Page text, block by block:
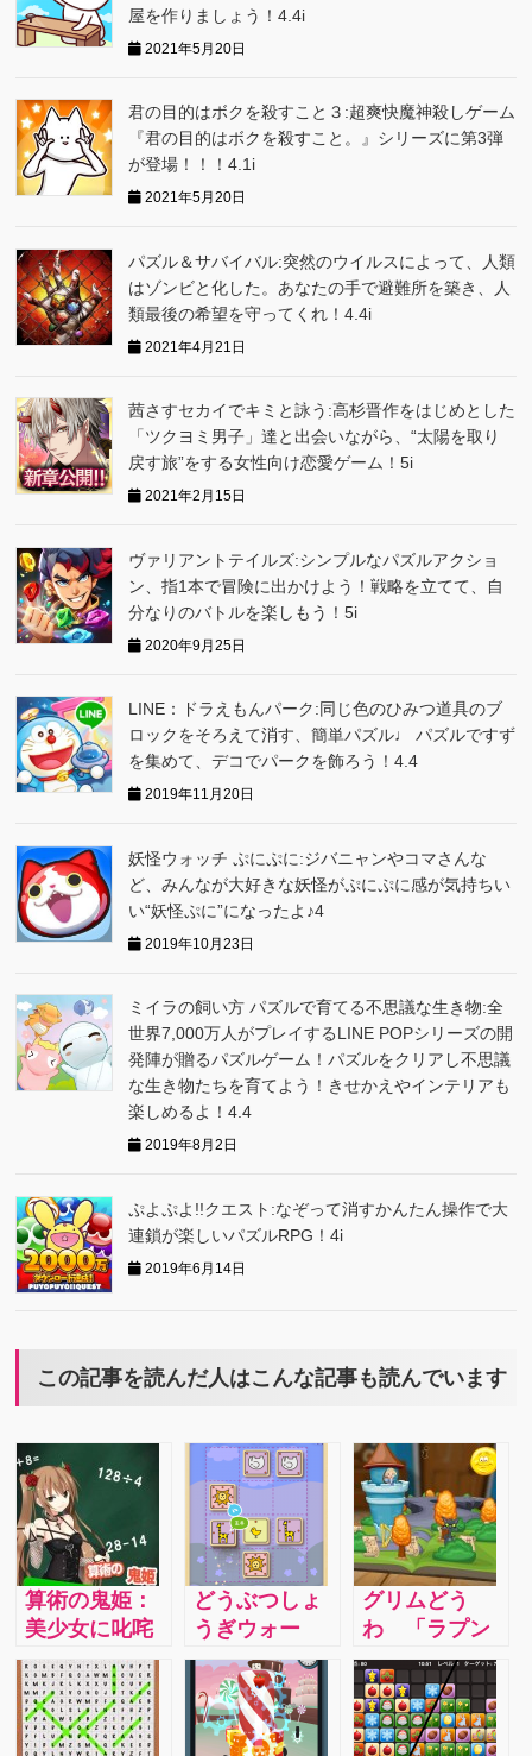
屋を作りましょう！4.4i
2021年5月20日
君の目的はボクを殺すこと３:超爽快魔神殺しゲーム
『君の目的はボクを殺すこと。』シリーズに第3弾
が登場！！！4.1i
2021年5月20日
パズル＆サバイバル:突然のウイルスによって、人類
はゾンビと化した。あなたの手で避難所を築き、人
類最後の希望を守ってくれ！4.4i
2021年4月21日
茜さすセカイでキミと詠う:高杉晋作をはじめとした
「ツクヨミ男子」達と出会いながら、“太陽を取り
戻す旅”をする女性向け恋愛ゲーム！5i
2021年2月15日
ヴァリアントテイルズ:シンプルなパズルアクショ
ン、指1本で冒険に出かけよう！戦略を立てて、自
分なりのバトルを楽しもう！5i
2020年9月25日
LINE：ドラえもんパーク:同じ色のひみつ道具のブ
ロックをそろえて消す、簡単パズル♩ パズルですず
を集めて、デコでパークを飾ろう！4.4
2019年11月20日
妖怪ウォッチ ぷにぷに:ジバニャンやコマさんな
ど、みんなが大好きな妖怪がぷにぷに感が気持ちい
い“妖怪ぷに”になったよ♪4
2019年10月23日
ミイラの飼い方 パズルで育てる不思議な生き物:全
世界7,000万人がプレイするLINE POPシリーズの開
発陣が贈るパズルゲーム！パズルをクリアし不思議
な生き物たちを育てよう！きせかえやインテリアも
楽しめるよ！4.4
2019年8月2日
ぷよぷよ!!クエスト:なぞって消すかんたん操作で大
連鎖が楽しいパズルRPG！4i
2019年6月14日
この記事を読んだ人はこんな記事も読んでいます
算術の鬼姫：
美少女に叱咤
激励されて、
興奮しながら
頭が良くな
る！しかもし
どうぶつしょ
うぎウォー
ズ：従来のど
うぶつしょう
ぎアプリと同
様に可愛い世
グリムどう
わ 「ラプン
ツェル」:グリ
ムによる秀逸
のおとぎ話が
「3-Ｄポップ